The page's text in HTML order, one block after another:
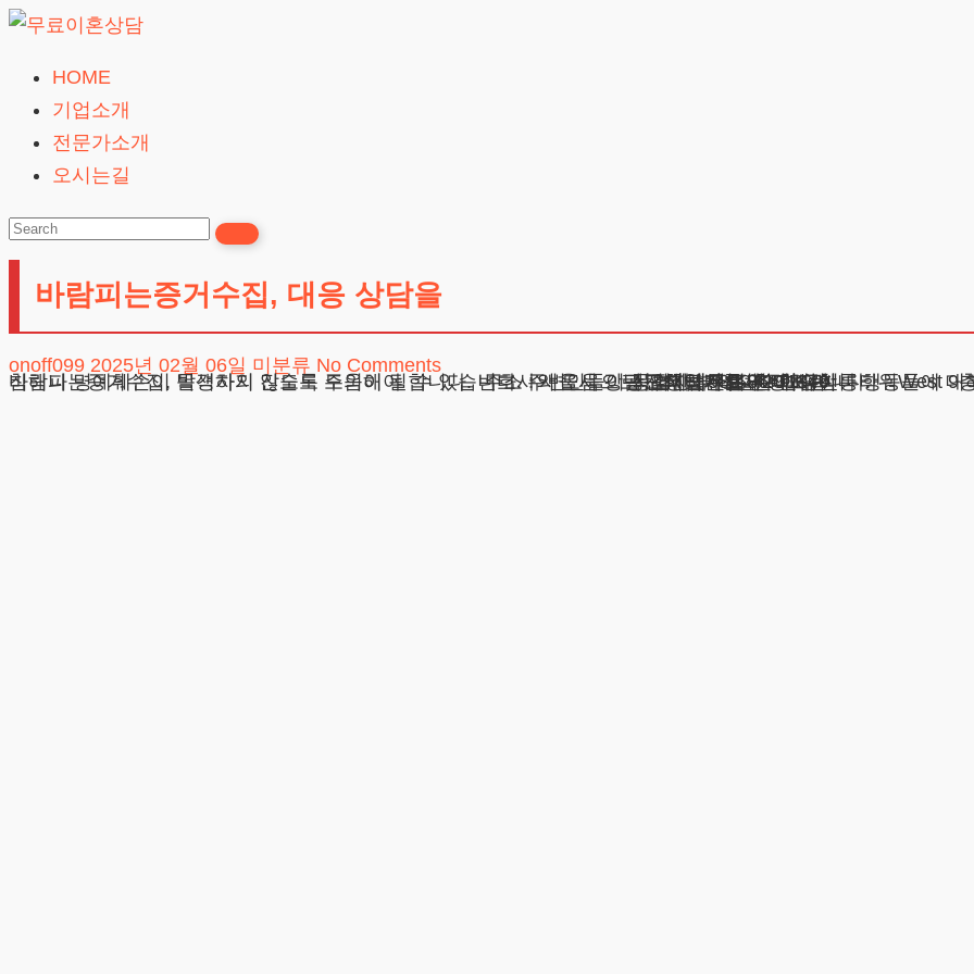
Skip
content
상
HOME
기업소개
전문가소개
오시는길
바람피는증거수집, 대응 상담을
onoff099 2025년 02월 06일 미분류 No Comments
바람피는증거수집, 목격자의 진술도 도움이 될 수 있습니다. 주변인들이 목격한 부적절한 만남이나 행동들에 대해 진술서를 받아두면 좋습니다. 단, 이 과정에서 사생활 침해나 명예훼손이 발생하지 않도록 주의해야 합니다. 변호사의 도움으로 진행하기를 권장드립니다.
상호 : 법무법인 테헤란
사업자 : 589-86-01340
대표자 : 이수학
주소 : 서울시 강남구 테헤란로 420, KT선릉타워West 9
광고책임변호사 : 이수학